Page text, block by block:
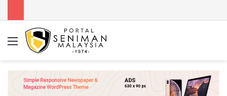
Menu